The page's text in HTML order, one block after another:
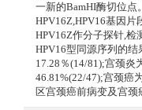
一新的BamHI酶切位点
HPV16Z,HPV16基因片
HPV16Z作分子探针,检
HPV16型同源序列的
17.28％(14/81);宫颈炎
46.81%(22/47);宫颈癌
区宫颈癌前病变及宫颈